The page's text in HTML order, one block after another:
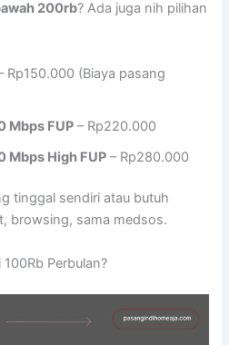
200rb? Ada juga nih pilihan
Rp150.000 (Biaya pasang
Mbps FUP – Rp220.000
Mbps High FUP – Rp280.000
tinggal sendiri atau butuh
browsing, sama medsos.
Perbulan?